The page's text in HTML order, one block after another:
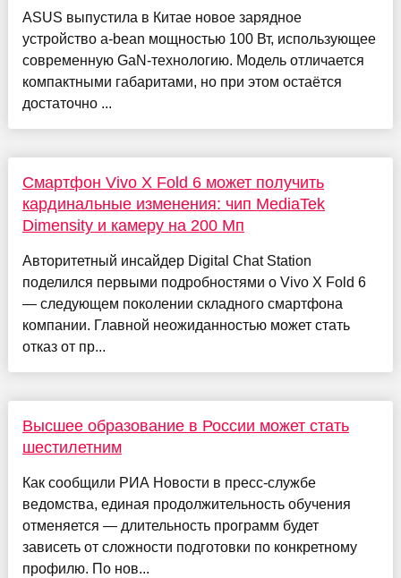
ASUS выпустила в Китае новое зарядное
устройство a-bean мощностью 100 Вт, использующее
современную GaN-технологию. Модель отличается
компактными габаритами, но при этом остаётся
достаточно ...
Смартфон Vivo X Fold 6 может получить
кардинальные изменения: чип MediaTek
Dimensity и камеру на 200 Мп
Авторитетный инсайдер Digital Chat Station
поделился первыми подробностями о Vivo X Fold 6
— следующем поколении складного смартфона
компании. Главной неожиданностью может стать
отказ от пр...
Высшее образование в России может стать
шестилетним
Как сообщили РИА Новости в пресс-службе
ведомства, единая продолжительность обучения
отменяется — длительность программ будет
зависеть от сложности подготовки по конкретному
профилю. По нов...